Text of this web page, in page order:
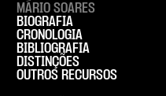
MÁRIO SOARES
BIOGRAFIA
CRONOLOGIA
BIBLIOGRAFIA
DISTINÇÕES
OUTROS RECURSOS